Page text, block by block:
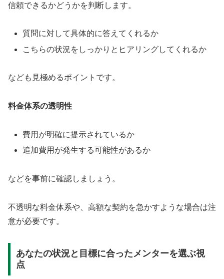
信頼できるかどうかを判断します。
質問に対して具体的に答えてくれるか
こちらの状況をしっかりとヒアリングしてくれるか
なども見極めるポイントです。
料金体系の透明性
費用が明確に提示されているか
追加費用が発生する可能性があるか
などを事前に確認しましょう。
不透明な料金体系や、高額な契約を急かすような場合は注
意が必要です。
あなたの状況と目標に合ったメンターを選ぶ視
点